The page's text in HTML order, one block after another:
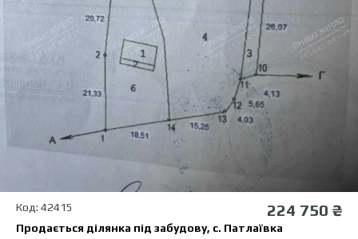
Код: 42415 224 750 ₴
Продається ділянка під забудову, с. Патлаївка